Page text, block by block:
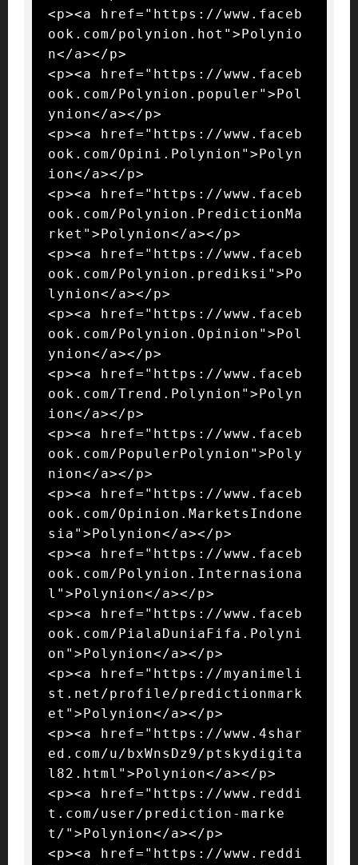
<p><a href="https://www.faceb
ook.com/polynion.hot">Polynio
n</a></p>
<p><a href="https://www.faceb
ook.com/Polynion.populer">Pol
ynion</a></p>
<p><a href="https://www.faceb
ook.com/Opini.Polynion">Polyn
ion</a></p>
<p><a href="https://www.faceb
ook.com/Polynion.PredictionMa
rket">Polynion</a></p>
<p><a href="https://www.faceb
ook.com/Polynion.prediksi">Po
lynion</a></p>
<p><a href="https://www.faceb
ook.com/Polynion.Opinion">Pol
ynion</a></p>
<p><a href="https://www.faceb
ook.com/Trend.Polynion">Polyn
ion</a></p>
<p><a href="https://www.faceb
ook.com/PopulerPolynion">Poly
nion</a></p>
<p><a href="https://www.faceb
ook.com/Opinion.MarketsIndone
sia">Polynion</a></p>
<p><a href="https://www.faceb
ook.com/Polynion.Internasiona
l">Polynion</a></p>
<p><a href="https://www.faceb
ook.com/PialaDuniaFifa.Polyni
on">Polynion</a></p>
<p><a href="https://myanimeli
st.net/profile/predictionmark
et">Polynion</a></p>
<p><a href="https://www.4shar
ed.com/u/bxWnsDz9/ptskydigita
l82.html">Polynion</a></p>
<p><a href="https://www.reddi
t.com/user/prediction-marke
t/">Polynion</a></p>
<p><a href="https://www.reddi